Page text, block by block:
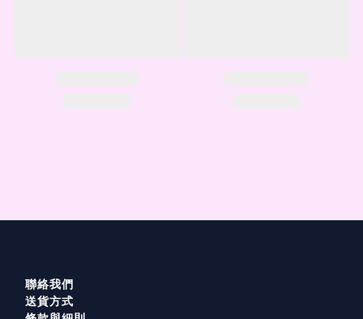
聯絡我們
送貨方式